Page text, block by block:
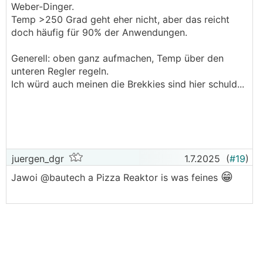
Weber-Dinger.
Temp >250 Grad geht eher nicht, aber das reicht
doch häufig für 90% der Anwendungen.
Generell: oben ganz aufmachen, Temp über den
unteren Regler regeln.
Ich würd auch meinen die Brekkies sind hier schuld...
juergen_dgr 1.7.2025 (#19)
Jawoi @bautech a Pizza Reaktor is was feines 😁